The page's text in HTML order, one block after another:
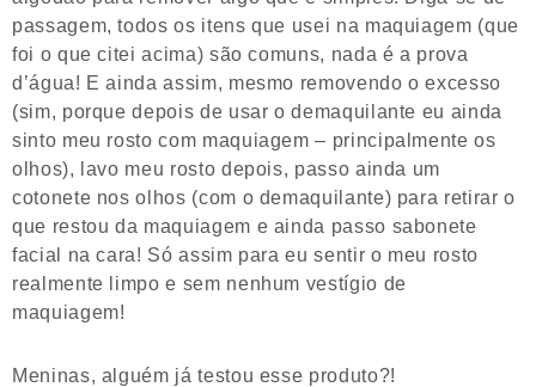
passagem, todos os itens que usei na maquiagem (que
foi o que citei acima) são comuns, nada é a prova
d’água! E ainda assim, mesmo removendo o excesso
(sim, porque depois de usar o demaquilante eu ainda
sinto meu rosto com maquiagem – principalmente os
olhos), lavo meu rosto depois, passo ainda um
cotonete nos olhos (com o demaquilante) para retirar o
que restou da maquiagem e ainda passo sabonete
facial na cara! Só assim para eu sentir o meu rosto
realmente limpo e sem nenhum vestígio de
maquiagem!
Meninas, alguém já testou esse produto?!